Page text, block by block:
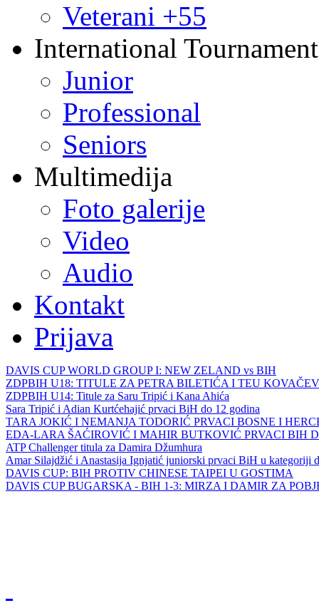
Veterani +55
International
Junior
Professional
Seniors
Multimedija
Foto galerije
Video
Audio
Kontakt
Prijava
DAVIS CUP WORLD GROUP I: NEW ZELAND vs BIH
ZDPBIH U18: TITULE ZA PETRA BILETIĆA I TEU
ZDPBIH U14: Titule za Saru Tripić i Kana Ahića
Sara Tripić i Adian Kurtćehajić prvaci BiH do 12 godina
TARA JOKIĆ I NEMANJA TODORIĆ PRVACI BOSNE I
EDA-LARA ŠAĆIROVIĆ I MAHIR BUTKOVIĆ PRVACI BIH
ATP Challenger titula za Damira Džumhura
Amar Silajdžić i Anastasija Ignjatić juniorski prvaci BiH u kategoriji
DAVIS CUP: BIH PROTIV CHINESE TAIPEI U GOSTIMA
DAVIS CUP BUGARSKA - BIH 1-3: MIRZA I DAMIR ZA